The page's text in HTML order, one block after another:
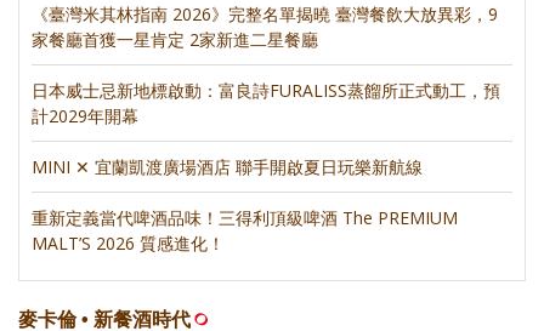
《臺灣米其林指南 2026》完整名單揭曉 臺灣餐飲大放異彩，9
家餐廳首獲一星肯定 2家新進二星餐廳
日本威士忌新地標啟動：富良詩FURALISS蒸餾所正式動工，預
計2029年開幕
MINI ✕ 宜蘭凱渡廣場酒店 聯手開啟夏日玩樂新航線
重新定義當代啤酒品味！三得利頂級啤酒 The PREMIUM
MALT’S 2026 質感進化！
麥卡倫 • 新餐酒時代